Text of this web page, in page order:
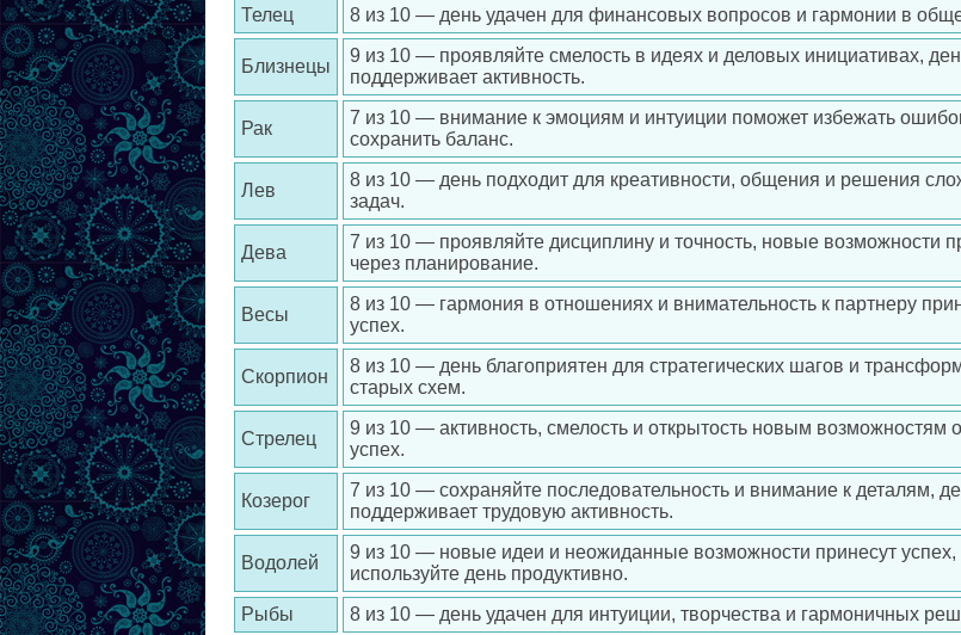
Телец
8 из 10 — день удачен для финансовых вопросов и гармонии в
Близнецы
9 из 10 — проявляйте смелость в идеях и деловых инициативах,
поддерживает активность.
Рак
7 из 10 — внимание к эмоциям и интуиции поможет избежать
сохранить баланс.
Лев
8 из 10 — день подходит для креативности, общения и решения
задач.
Дева
7 из 10 — проявляйте дисциплину и точность, новые возможности
через планирование.
Весы
8 из 10 — гармония в отношениях и внимательность к партнеру
успех.
Скорпион
8 из 10 — день благоприятен для стратегических шагов и
старых схем.
Стрелец
9 из 10 — активность, смелость и открытость новым возможностям
успех.
Козерог
7 из 10 — сохраняйте последовательность и внимание к деталям,
поддерживает трудовую активность.
Водолей
9 из 10 — новые идеи и неожиданные возможности принесут успех,
используйте день продуктивно.
Рыбы
8 из 10 — день удачен для интуиции, творчества и гармоничных